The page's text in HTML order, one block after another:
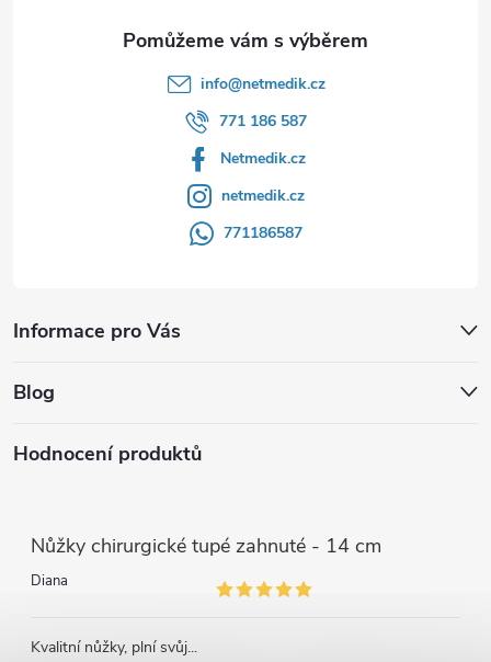
Informace pro Vás
info@netmedik.cz
771 186 587
Netmedik.cz
netmedik.cz
771186587
Blog
Hodnocení produktů
Nůžky chirurgické tupé zahnuté - 14 cm
Diana
Kvalitní nůžky, plní svůj...